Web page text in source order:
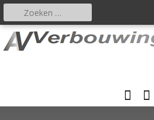
Spring
naar
Primair
menu
Zoeken
naar: